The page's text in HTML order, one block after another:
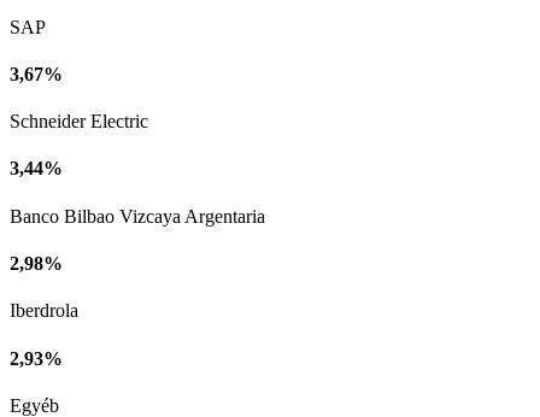
SAP
3,67%
Schneider Electric
3,44%
Banco Bilbao Vizcaya Argentaria
2,98%
Iberdrola
2,93%
Egyéb